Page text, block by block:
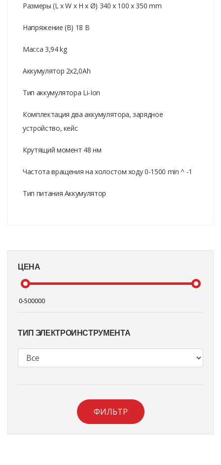
ЦЕНА
ТИП ЭЛЕКТРОИНСТРУМЕНТА
ФИЛЬТР
Размеры (L x W x H x Ø) 340 x 100 x 350 mm
Напряжение (В) 18 В
Масса 3,94 kg
Аккумулятор 2x2,0Ah
Тип аккумулятора Li-Ion
Комплектация два аккумулятора, зарядное
устройство, кейс
Крутящий момент 48 нм
Частота вращения на холостом ходу 0-1500 min ^ -1
Тип питания Аккумулятор